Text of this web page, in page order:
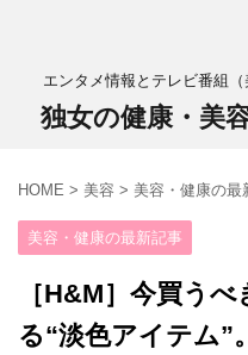
エンタメ情報とテレビ番組
独女の健康・美
HOME > 美容 > 美容・健康の最
美容・健康の最新記事
［H&M］今買う
る“淡色アイテム”